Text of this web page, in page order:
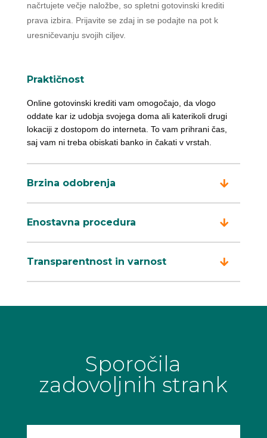
načrtujete večje naložbe, so spletni gotovinski krediti
prava izbira. Prijavite se zdaj in se podajte na pot k
uresničevanju svojih ciljev.
Praktičnost
Online gotovinski krediti vam omogočajo, da vlogo
oddate kar iz udobja svojega doma ali katerikoli drugi
lokaciji z dostopom do interneta. To vam prihrani čas,
saj vam ni treba obiskati banko in čakati v vrstah.
Brzina odobrenja
Enostavna procedura
Transparentnost in varnost
Sporočila
zadovoljnih strank